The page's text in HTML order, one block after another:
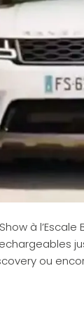
à
ou